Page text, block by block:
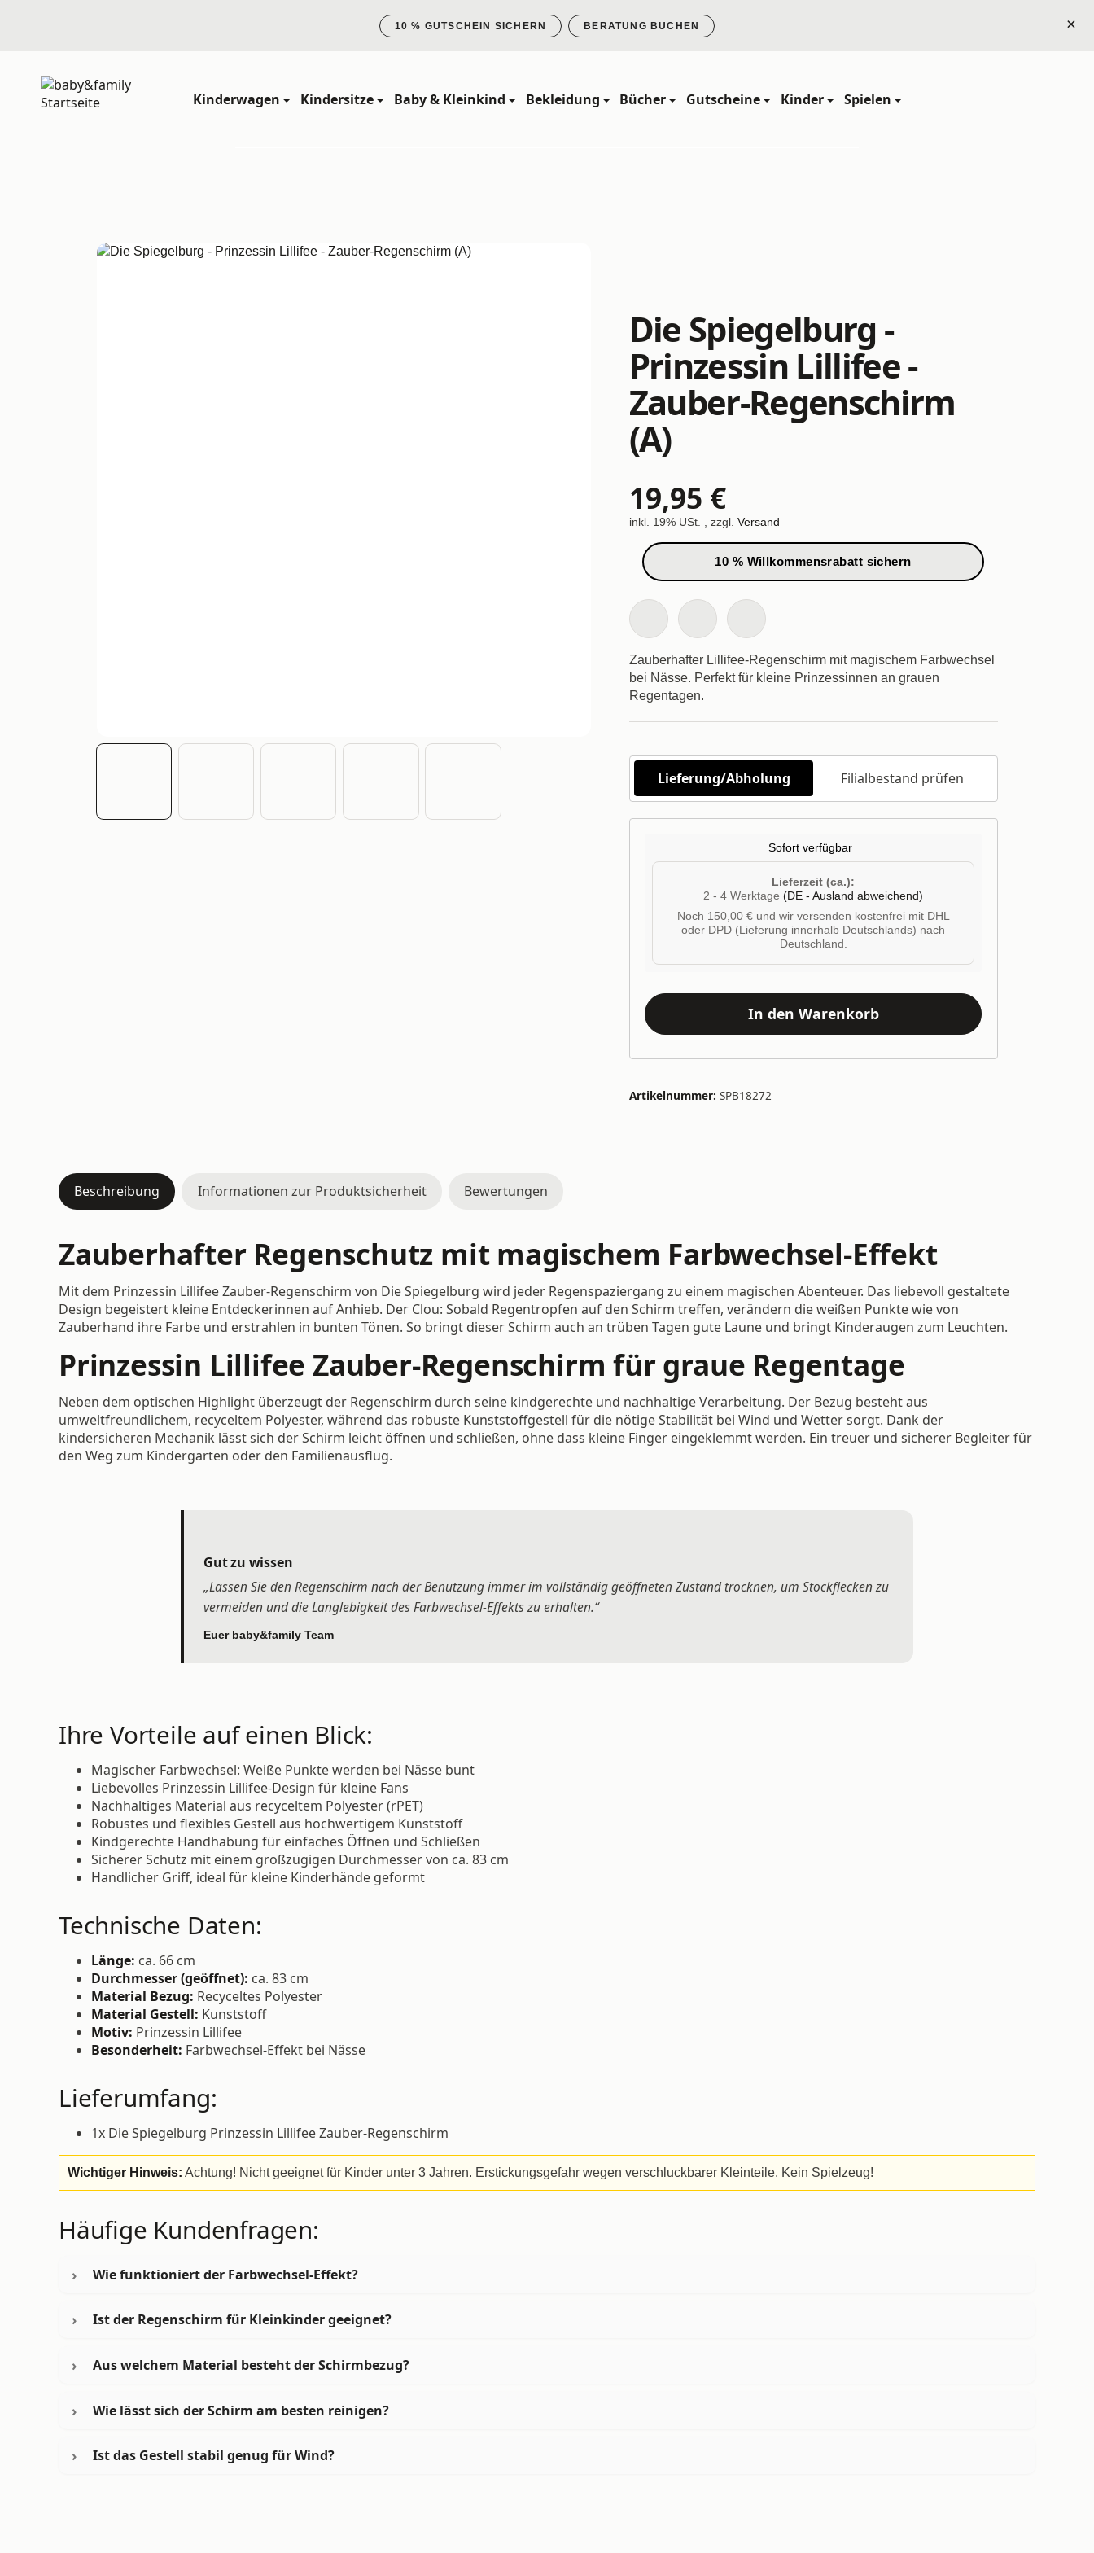
10 % GUTSCHEIN SICHERN BERATUNG BUCHEN ×
Kinderwagen Kindersitze Baby & Kleinkind Bekleidung Bücher Gutscheine Kinder Spielen
Die Spiegelburg -
Prinzessin Lillifee -
Zauber-Regenschirm
(A)
19,95 €
inkl. 19% USt. , zzgl. Versand
10 % Willkommensrabatt sichern
Zauberhafter Lillifee-Regenschirm mit magischem Farbwechsel
bei Nässe. Perfekt für kleine Prinzessinnen an grauen
Regentagen.
Lieferung/Abholung Filialbestand prüfen
Sofort verfügbar
Lieferzeit (ca.):
2 - 4 Werktage (DE - Ausland abweichend)
Noch 150,00 € und wir versenden kostenfrei mit DHL
oder DPD (Lieferung innerhalb Deutschlands) nach
Deutschland.
In den Warenkorb
Artikelnummer: SPB18272
Beschreibung Informationen zur Produktsicherheit Bewertungen
Zauberhafter Regenschutz mit magischem Farbwechsel-Effekt
Mit dem Prinzessin Lillifee Zauber-Regenschirm von Die Spiegelburg wird jeder Regenspaziergang zu einem magischen Abenteuer. Das liebevoll gestaltete
Design begeistert kleine Entdeckerinnen auf Anhieb. Der Clou: Sobald Regentropfen auf den Schirm treffen, verändern die weißen Punkte wie von
Zauberhand ihre Farbe und erstrahlen in bunten Tönen. So bringt dieser Schirm auch an trüben Tagen gute Laune und bringt Kinderaugen zum Leuchten.
Prinzessin Lillifee Zauber-Regenschirm für graue Regentage
Neben dem optischen Highlight überzeugt der Regenschirm durch seine kindgerechte und nachhaltige Verarbeitung. Der Bezug besteht aus
umweltfreundlichem, recyceltem Polyester, während das robuste Kunststoffgestell für die nötige Stabilität bei Wind und Wetter sorgt. Dank der
kindersicheren Mechanik lässt sich der Schirm leicht öffnen und schließen, ohne dass kleine Finger eingeklemmt werden. Ein treuer und sicherer Begleiter für
den Weg zum Kindergarten oder den Familienausflug.
Gut zu wissen
„Lassen Sie den Regenschirm nach der Benutzung immer im vollständig geöffneten Zustand trocknen, um Stockflecken zu
vermeiden und die Langlebigkeit des Farbwechsel-Effekts zu erhalten.“
Euer baby&family Team
Ihre Vorteile auf einen Blick:
Magischer Farbwechsel: Weiße Punkte werden bei Nässe bunt
Liebevolles Prinzessin Lillifee-Design für kleine Fans
Nachhaltiges Material aus recyceltem Polyester (rPET)
Robustes und flexibles Gestell aus hochwertigem Kunststoff
Kindgerechte Handhabung für einfaches Öffnen und Schließen
Sicherer Schutz mit einem großzügigen Durchmesser von ca. 83 cm
Handlicher Griff, ideal für kleine Kinderhände geformt
Technische Daten:
Länge: ca. 66 cm
Durchmesser (geöffnet): ca. 83 cm
Material Bezug: Recyceltes Polyester
Material Gestell: Kunststoff
Motiv: Prinzessin Lillifee
Besonderheit: Farbwechsel-Effekt bei Nässe
Lieferumfang:
1x Die Spiegelburg Prinzessin Lillifee Zauber-Regenschirm
Wichtiger Hinweis: Achtung! Nicht geeignet für Kinder unter 3 Jahren. Erstickungsgefahr wegen verschluckbarer Kleinteile. Kein Spielzeug!
Häufige Kundenfragen:
Wie funktioniert der Farbwechsel-Effekt?
Ist der Regenschirm für Kleinkinder geeignet?
Aus welchem Material besteht der Schirmbezug?
Wie lässt sich der Schirm am besten reinigen?
Ist das Gestell stabil genug für Wind?